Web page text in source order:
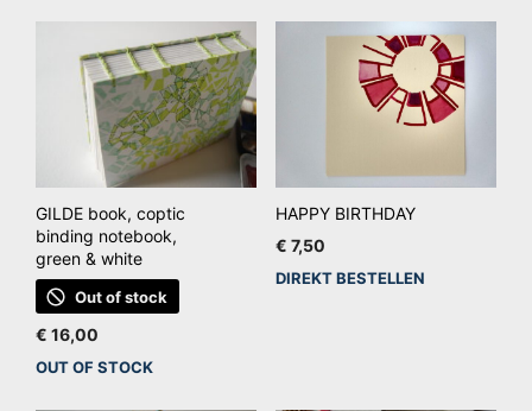
GILDE book, coptic
binding notebook,
green & white
Out of stock
€ 16,00
OUT OF STOCK
HAPPY BIRTHDAY
€ 7,50
DIREKT BESTELLEN